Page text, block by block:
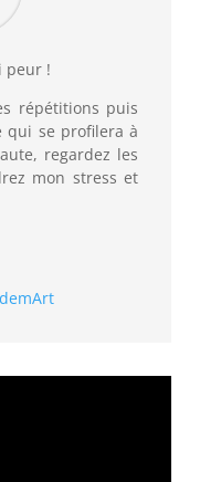
peur !
répétitions puis
qui se profilera à
regardez les
mon stress et